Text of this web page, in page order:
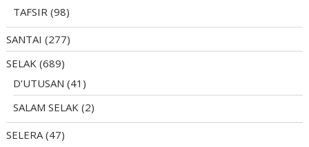
TAFSIR (98)
SANTAI (277)
SELAK (689)
D'UTUSAN (41)
SALAM SELAK (2)
SELERA(47)